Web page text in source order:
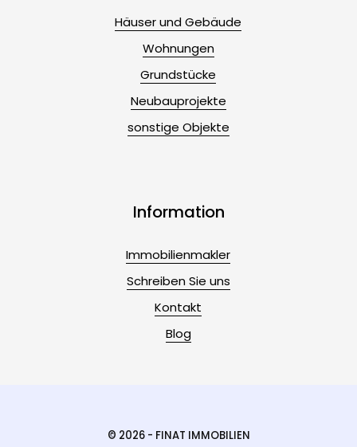
Häuser und Gebäude
Wohnungen
Grundstücke
Neubauprojekte
sonstige Objekte
Information
Immobilienmakler
Schreiben Sie uns
Kontakt
Blog
© 2026 - FINAT IMMOBILIEN